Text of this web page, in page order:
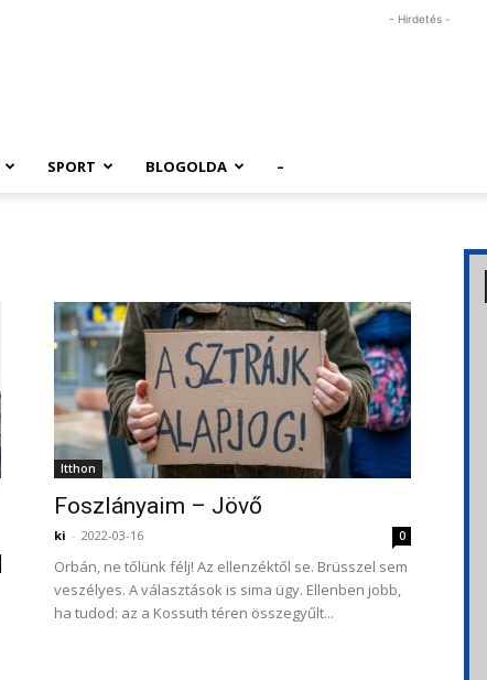
- Hirdetés -
SPORT BLOGOLDA –
Itthon
Foszlányaim – Jövő
ki - 2022-03-16 0
Orbán, ne tőlünk félj! Az ellenzéktől se. Brüsszel sem
veszélyes. A választások is sima ügy. Ellenben jobb,
ha tudod: az a Kossuth téren összegyűlt...